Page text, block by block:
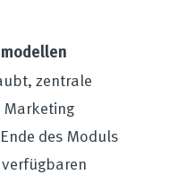
zentrale
des Moduls